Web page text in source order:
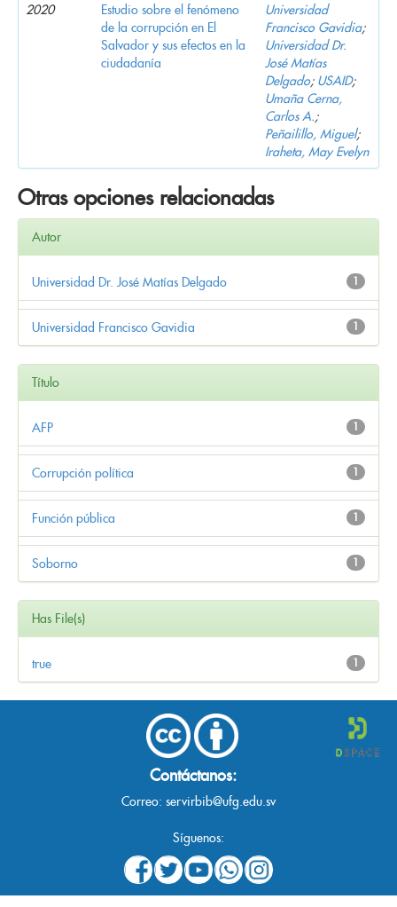
2020
Estudio sobre el fenómeno
de la corrupción en El
Salvador y sus efectos en la
ciudadanía
Universidad
Francisco Gavidia;
Universidad Dr.
José Matías
Delgado; USAID;
Umaña Cerna,
Carlos A.;
Peñailillo, Miguel;
Iraheta, May Evelyn
Otras opciones relacionadas
Autor
1
Universidad Dr. José Matías Delgado
1
Universidad Francisco Gavidia
Título
1
AFP
1
Corrupción política
1
Función pública
1
Soborno
Has File(s)
1
true
Contáctanos:
Correo: servirbib@ufg.edu.sv
Síguenos: